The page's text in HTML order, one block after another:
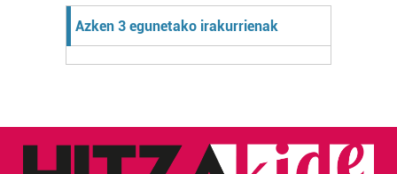
Azken 3 egunetako irakurrienak